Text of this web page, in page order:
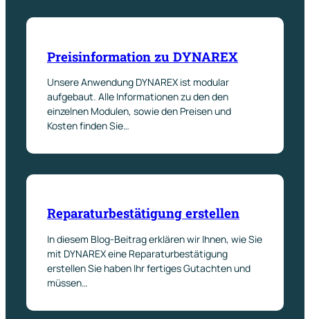
Preisinformation zu DYNAREX
Unsere Anwendung DYNAREX ist modular
aufgebaut. Alle Informationen zu den den
einzelnen Modulen, sowie den Preisen und
Kosten finden Sie…
Reparaturbestätigung erstellen
In diesem Blog-Beitrag erklären wir Ihnen, wie Sie
mit DYNAREX eine Reparaturbestätigung
erstellen Sie haben Ihr fertiges Gutachten und
müssen…